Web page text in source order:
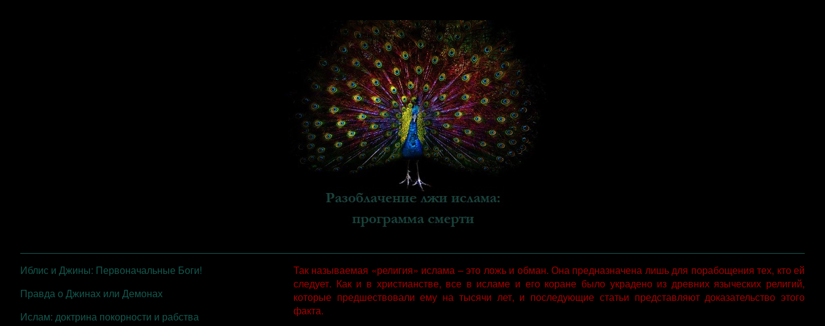
Иблис и Джины: Первоначальные Боги!
Правда о Джинах или Демонах
Ислам: доктрина покорности и рабства
Так называемая «религия» ислама – это ложь и обман. Она предназначена лишь для порабощения тех, кто ей
следует. Как и в христианстве, все в исламе и его коране было украдено из древних языческих религий,
которые предшествовали ему на тысячи лет, и последующие статьи представляют доказательство этого
факта.